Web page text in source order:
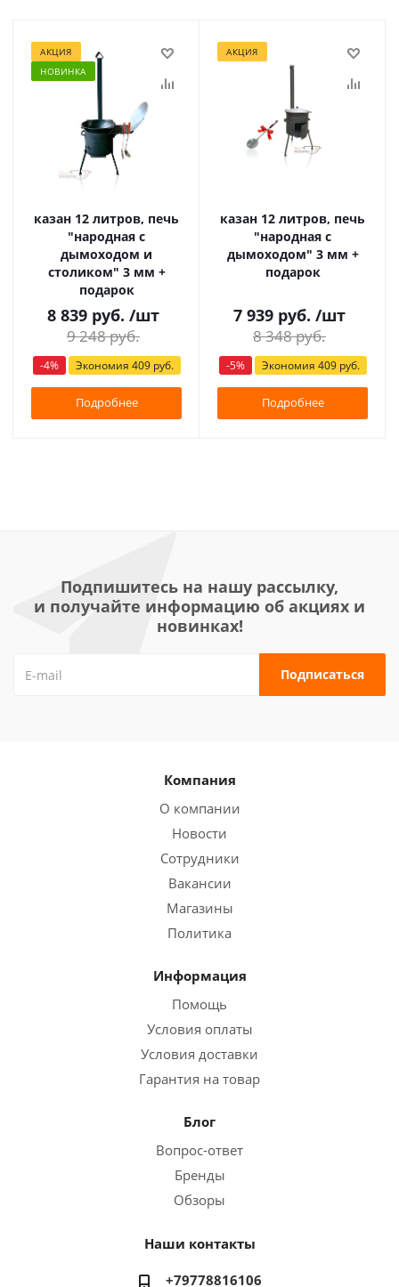
АКЦИЯ
НОВИНКА
казан 12 литров, печь
"народная с
дымоходом и
столиком" 3 мм +
подарок
8 839 руб. /шт
9 248руб.
-4% Экономия 409руб.
Подробнее
АКЦИЯ
казан 12 литров, печь
"народная с
дымоходом" 3 мм +
подарок
7 939 руб. /шт
8 348руб.
-5% Экономия 409руб.
Подробнее
Подпишитесь на нашу рассылку,
и получайте информацию об акциях и
новинках!
Компания
О компании
Новости
Сотрудники
Вакансии
Магазины
Политика
Информация
Помощь
Условия оплаты
Условия доставки
Гарантия на товар
Блог
Вопрос-ответ
Бренды
Обзоры
Наши контакты
+79778816106